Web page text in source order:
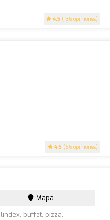
4.5 (136 opiniones)
4.5 (66 opiniones)
Mapa
buffet, pizza,